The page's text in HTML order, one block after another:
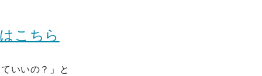
こちら
いいの？」と